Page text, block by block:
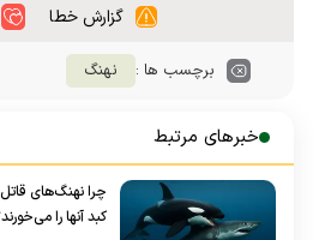
گزارش خطا
برچسب ها : نهنگ
خبرهای مرتبط
چرا نهنگ‌های
کبد آنها را